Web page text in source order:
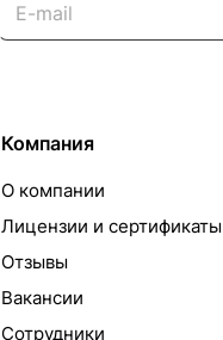
Компания
О компании
Лицензии и сертификаты
Отзывы
Вакансии
Сотрудники